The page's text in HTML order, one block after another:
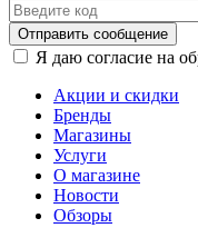
Отправить сообщение
Я даю согласие на
Акции и скидки
Бренды
Магазины
Услуги
О магазине
Новости
Обзоры